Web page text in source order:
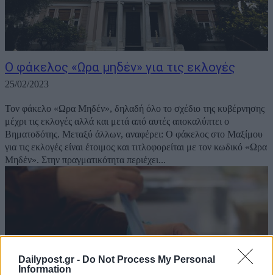
Dailypost.gr - Do Not Process My Personal
Information
Ο φάκελος «Ωρα μηδέν» για τις εκλογές
25/02/2023
Τον φάκελο «Ωρα Μηδέν», δηλαδή όλο το σχέδιο της κυβέρνησης
μέχρι τις εκλογές αλλά και μετά από αυτές αποκαλύπτει ο
Βηματοδότης. Μεταξύ άλλων, αναφέρει: Ο φάκελος στο Μαξίμου
για τις εκλογές είναι έτοιμος και τιτλοφορείται με τον κωδικό «Ωρα
Μηδέν». Στην πραγματικότητα περιέχει...